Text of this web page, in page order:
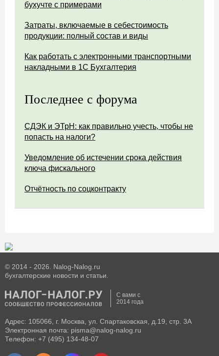
бухучте с примерами
Затраты, включаемые в себестоимость
продукции: полный состав и виды
Как работать с электронными транспортными
накладными в 1С Бухгалтерия
Последнее с форума
СДЭК и ЭТрН: как правильно учесть, чтобы не
попасть на налоги?
Уведомление об истечении срока действия
ключа фискального
Отчётность по соцконтракту
© 2014 - 2026. Nalog-Nalog.ru
бухгалтерские новости и статьи.
С вами с
2014 года
Адрес: 105066, г. Москва, ул. Спартаковская, д.19, стр. 3А
Электронная почта: pisma@nalog-nalog.ru
Телефон: +7 (495) 134-48-07